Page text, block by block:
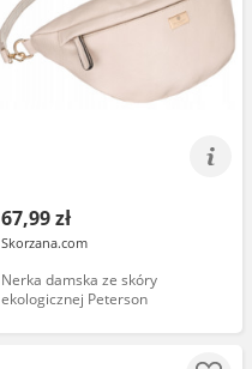
67,99 zł
Skorzana.com
Nerka damska ze skóry
ekologicznej Peterson